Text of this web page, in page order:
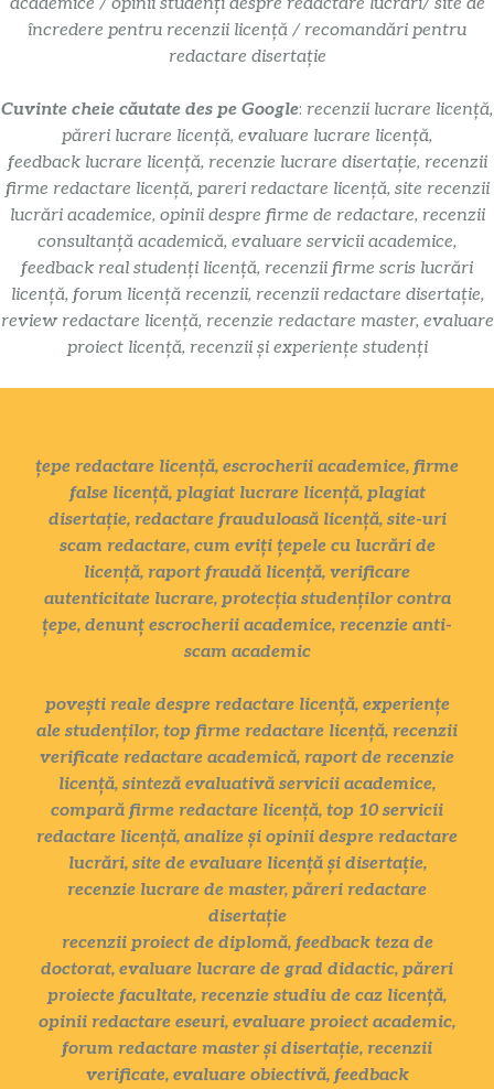
încredere pentru recenzii licență / recomandări pentru
redactare disertație
Cuvinte cheie căutate des pe Google: recenzii lucrare licență,
păreri lucrare licență, evaluare lucrare licență,
feedback lucrare licență, recenzie lucrare disertație, recenzii
firme redactare licență, pareri redactare licență, site recenzii
lucrări academice, opinii despre firme de redactare, recenzii
consultanță academică, evaluare servicii academice,
feedback real studenți licență, recenzii firme scris lucrări
licență, forum licență recenzii, recenzii redactare disertație,
review redactare licență, recenzie redactare master, evaluare
proiect licență, recenzii și experiențe studenți
țepe redactare licență, escrocherii academice, firme
false licență, plagiat lucrare licență, plagiat
disertație, redactare frauduloasă licență, site-uri
scam redactare, cum eviți țepele cu lucrări de
licență, raport fraudă licență, verificare
autenticitate lucrare, protecția studenților contra
țepe, denunț escrocherii academice, recenzie anti-
scam academic
povești reale despre redactare licență, experiențe
ale studenților, top firme redactare licență, recenzii
verificate redactare academică, raport de recenzie
licență, sinteză evaluativă servicii academice,
compară firme redactare licență, top 10 servicii
redactare licență, analize și opinii despre redactare
lucrări, site de evaluare licență și disertație,
recenzie lucrare de master, păreri redactare
disertație
recenzii proiect de diplomă, feedback teza de
doctorat, evaluare lucrare de grad didactic, păreri
proiecte facultate, recenzie studiu de caz licență,
opinii redactare eseuri, evaluare proiect academic,
forum redactare master și disertație, recenzii
verificate, evaluare obiectivă, feedback